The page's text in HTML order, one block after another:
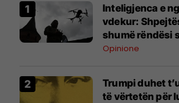
Inteligjenca e
vdekur:
shumë rëndësi
të dhënave
Opinione
Trumpi duhet
të vërtetën për